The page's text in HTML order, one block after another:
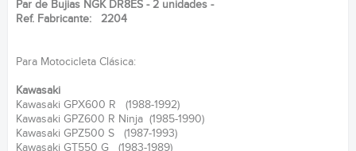
Par de Bujias NGK DR8ES - 2 unidades -
Ref. Fabricante: 2204
Para Motocicleta Clásica:
Kawasaki
Kawasaki GPX600 R (1988-1992)
Kawasaki GPZ600 R Ninja (1985-1990)
Kawasaki GPZ500 S (1987-1993)
Kawasaki GT550 G (1983-1989)